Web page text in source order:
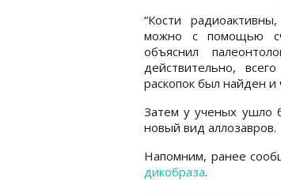
“Кости
можно с помощью
объяснил
действительно,
раскопок был найден и
Затем у ученых ушло
новый вид аллозавров.
Напомним, ранее
дикобраза.